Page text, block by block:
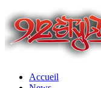
Accueil